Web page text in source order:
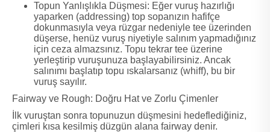
Topun Yanlışlıkla Düşmesi: Eğer vuruş hazırlığı
yaparken (addressing) top sopanızın hafifçe
dokunmasıyla veya rüzgar nedeniyle tee üzerinden
düşerse, henüz vuruş niyetiyle salınım yapmadığınız
için ceza almazsınız. Topu tekrar tee üzerine
yerleştirip vuruşunuza başlayabilirsiniz. Ancak
salınımı başlatıp topu ıskalarsanız (whiff), bu bir
vuruş sayılır.
Fairway ve Rough: Doğru Hat ve Zorlu Çimenler
İlk vuruştan sonra topunuzun düşmesini hedeflediğiniz,
çimleri kısa kesilmiş düzgün alana fairway denir.